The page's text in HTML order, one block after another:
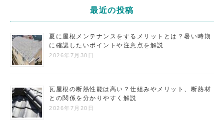
最近の投稿
夏に屋根メンテナンスをするメリットとは？暑い時期
に確認したいポイントや注意点を解説
2026年7月30日
瓦屋根の断熱性能は高い？仕組みやメリット、断熱材
との関係を分かりやすく解説
2026年7月20日